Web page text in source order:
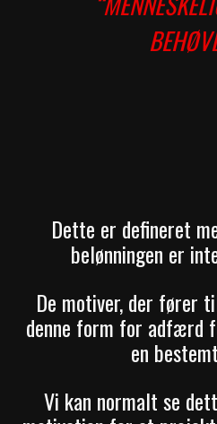
Dette er defineret
belønningen er
De motiver, der fører
denne form for adfærd
en
Vi kan normalt se